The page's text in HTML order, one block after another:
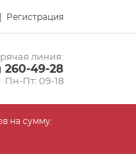
| Регистрация
линия:
260-49-28
Пн-Пт: 09-18
на сумму: